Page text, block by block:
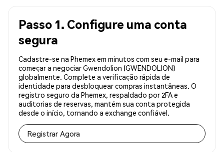
Passo 1. Configure uma conta
segura
Cadastre-se na Phemex em minutos com seu e-mail para
começar a negociar Gwendolion (GWENDOLION)
globalmente. Complete a verificação rápida de
identidade para desbloquear compras instantâneas. O
registro seguro da Phemex, respaldado por 2FA e
auditorias de reservas, mantém sua conta protegida
desde o início, tornando a exchange confiável.
Registrar Agora